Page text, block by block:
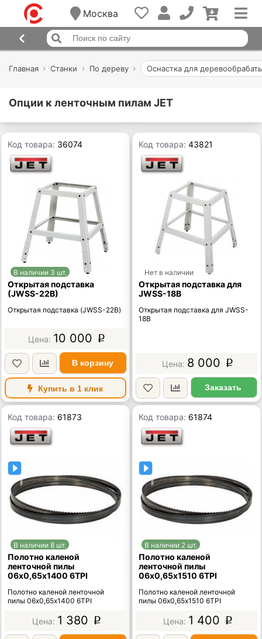
Москва
Главная Станки По дереву Оснастка для
Опции к ленточным пилам JET
Код товара: 36074
В наличии 3 шт.
Открытая подставка
(JWSS-22B)
Открытая подставка (JWSS-22B)
10 000 p
В корзину
Купить в 1 клик
Код товара:43821
Нет в наличии
Открытая подставка для
JWSS-18B
Открытая подставка для JWSS-
18B
8 000 p
Заказать
Код товара: 61873
В наличии 8 шт.
Полотно каленой
ленточной пилы
06х0,65х1400 6TPI
Полотно каленой ленточной
пилы 06х0,65х1400 6TPI
1 380 p
Код товара: 61874
В наличии 2 шт.
Полотно каленой
ленточной пилы
06х0,65х1510 6TPI
Полотно каленой ленточной
пилы 06х0,65х1510 6TPI
1 400 p